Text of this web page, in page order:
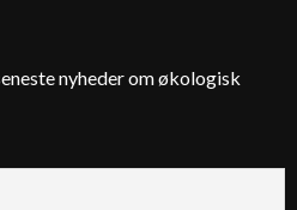
nyheder om økologisk